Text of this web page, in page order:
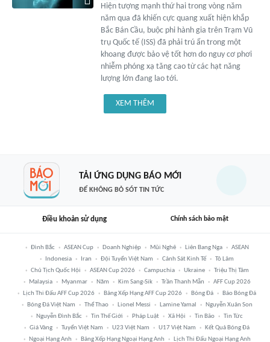
Hiện tượng mạnh thứ hai trong vòng năm
năm qua đã khiến cực quang xuất hiện khắp
Bắc Bán Cầu, buộc phi hành gia trên Trạm Vũ
trụ Quốc tế (ISS) đã phải trú ẩn trong một
khoang được bảo vệ tốt hơn do nguy cơ phơi
nhiễm phóng xạ tăng cao từ các hạt năng
lượng lớn đang lao tới.
XEM THÊM
TẢI ỨNG DỤNG BÁO MỚI
ĐỂ KHÔNG BỎ SÓT TIN TỨC
Điều khoản sử dụng Chính sách bảo mật
Đình Bắc ASEAN Cup Doanh Nghiệp Mũi Nghê Liên Bang Nga
ASEAN
Indonesia
Iran Đội Tuyển Việt Nam Cảnh Sát Kinh Tế
Tô Lâm
Chủ Tịch Quốc Hội
ASEAN Cup 2026 Campuchia Ukraine
Triệu Thị Tâm
Malaysia
Myanmar Năm Kim Sang-Sik Trần Thanh Mẫn
AFF Cup 2026
Lịch Thi Đấu AFF Cup 2026
Bảng Xếp Hạng AFF Cup 2026 Bóng Đá
Báo Bóng Đá
Bóng Đá Việt Nam
Thể Thao Lionel Messi Lamine Yamal
Nguyễn Xuân Son
Nguyễn Đình Bắc
Tin Thế Giới Pháp Luật Xã Hội Tin Bão
Tin Tức
Giá Vàng
Tuyển Việt Nam U23 Việt Nam U17 Việt Nam
Kết Quả Bóng Đá
Ngoại Hạng Anh
Bảng Xếp Hạng Ngoại Hạng Anh Lịch Thi Đấu Ngoại Hạng Anh